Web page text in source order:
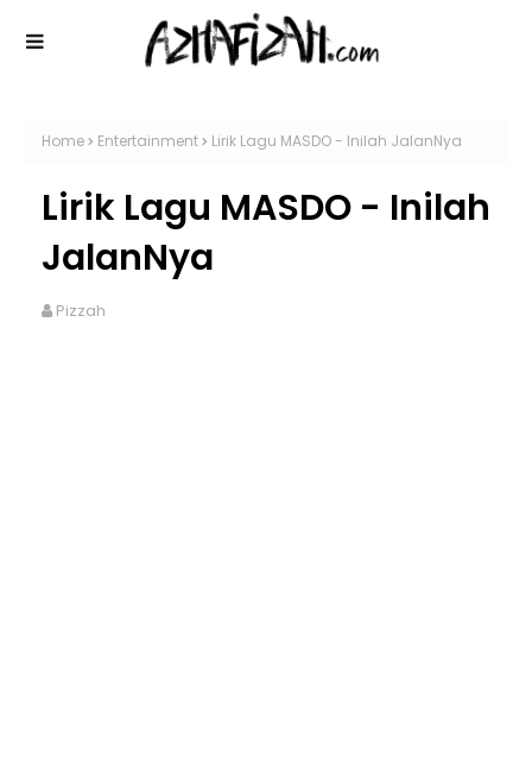
Home Entertainment Lirik Lagu MASDO - Inilah JalanNya
Lirik Lagu MASDO - Inilah
JalanNya
Pizzah